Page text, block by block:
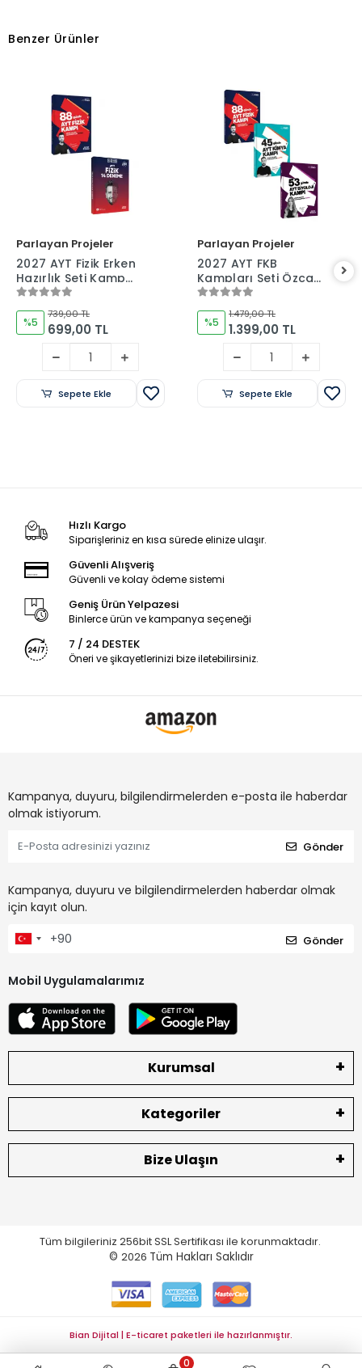
Benzer Ürünler
Parlayan Projeler
2027 AYT Fizik Erken
Hazırlık Seti Kamp
Kitabı ve Deneme
İkilisi Özcan Aykın
%5
739,00 TL
699,00 TL
Sepete Ekle
Parlayan Projeler
2027 AYT FKB
Kampları Seti Özcan
Aykın-Sinan
İhtiyaroğlu-Burcu
Ay
%5
1.479,00 TL
1.399,00 TL
Sepete Ekle
Hızlı Kargo
Siparişleriniz en kısa sürede elinize ulaşır.
Güvenli Alışveriş
Güvenli ve kolay ödeme sistemi
Geniş Ürün Yelpazesi
Binlerce ürün ve kampanya seçeneği
7 / 24 DESTEK
Öneri ve şikayetlerinizi bize iletebilirsiniz.
Kampanya, duyuru, bilgilendirmelerden e-posta ile haberdar
olmak istiyorum.
Gönder
Kampanya, duyuru ve bilgilendirmelerden haberdar olmak
için kayıt olun.
Gönder
Mobil Uygulamalarımız
Kurumsal
Kategoriler
Bize Ulaşın
Tüm bilgileriniz 256bit SSL Sertifikası ile korunmaktadır.
© 2026 Tüm Hakları Saklıdır
0
Bian Dijital | E-ticaret paketleri ile hazırlanmıştır.